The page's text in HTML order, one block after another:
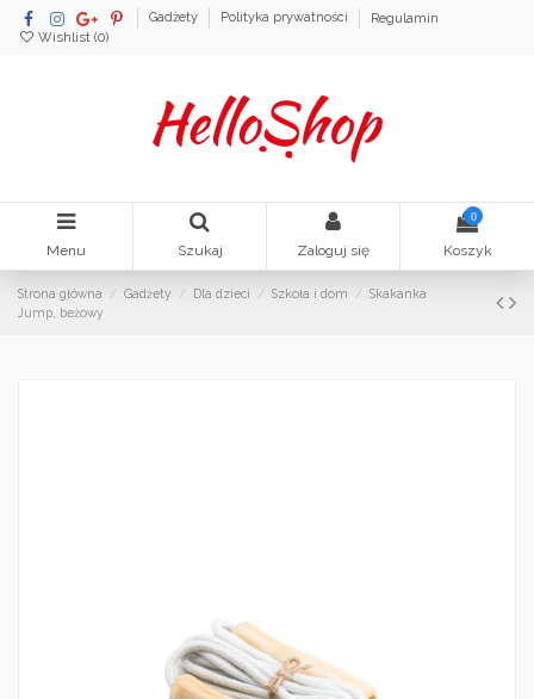
Gadżety Polityka prywatności
Regulamin
Wishlist (0)
Menu Szukaj Zaloguj się
0
Koszyk
Strona główna Gadżety Dla dzieci Szkoła i dom
Skakanka
Jump, beżowy